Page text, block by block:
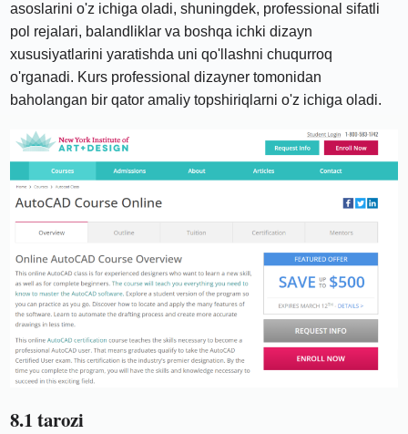
asoslarini o'z ichiga oladi, shuningdek, professional sifatli
pol rejalari, balandliklar va boshqa ichki dizayn
xususiyatlarini yaratishda uni qo'llashni chuqurroq
o'rganadi. Kurs professional dizayner tomonidan
baholangan bir qator amaliy topshiriqlarni o'z ichiga oladi.
8.1 tarozi